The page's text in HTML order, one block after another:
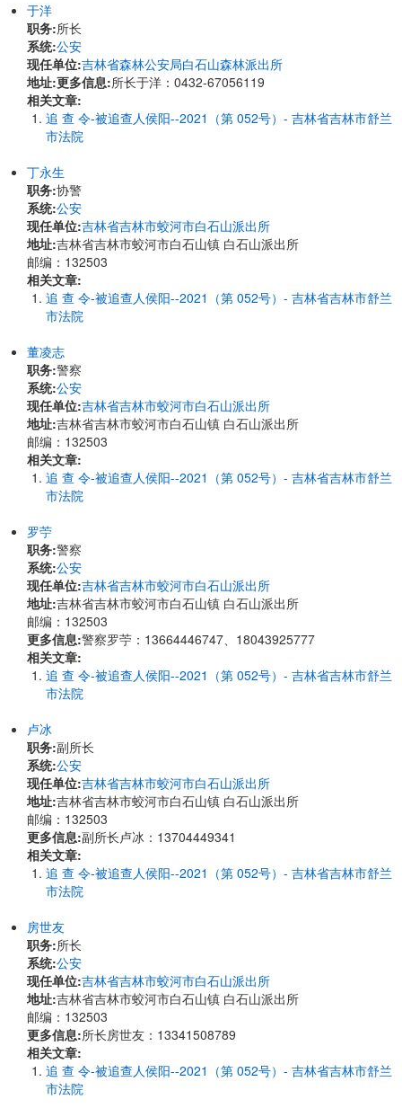
于洋
职务:所长
系统:公安
现任单位:吉林省森林公安局白石山森林派出所
地址:更多信息:所长于洋：0432-67056119
相关文章:
追 查 令-被追查人侯阳--2021（第 052号）- 吉林省吉林市舒兰
市法院
丁永生
职务:协警
系统:公安
现任单位:吉林省吉林市蛟河市白石山派出所
地址:吉林省吉林市蛟河市白石山镇 白石山派出所
邮编：132503
相关文章:
追 查 令-被追查人侯阳--2021（第 052号）- 吉林省吉林市舒兰
市法院
董凌志
职务:警察
系统:公安
现任单位:吉林省吉林市蛟河市白石山派出所
地址:吉林省吉林市蛟河市白石山镇 白石山派出所
邮编：132503
相关文章:
追 查 令-被追查人侯阳--2021（第 052号）- 吉林省吉林市舒兰
市法院
罗苧
职务:警察
系统:公安
现任单位:吉林省吉林市蛟河市白石山派出所
地址:吉林省吉林市蛟河市白石山镇 白石山派出所
邮编：132503
更多信息:警察罗苧：13664446747、18043925777
相关文章:
追 查 令-被追查人侯阳--2021（第 052号）- 吉林省吉林市舒兰
市法院
卢冰
职务:副所长
系统:公安
现任单位:吉林省吉林市蛟河市白石山派出所
地址:吉林省吉林市蛟河市白石山镇 白石山派出所
邮编：132503
更多信息:副所长卢冰：13704449341
相关文章:
追 查 令-被追查人侯阳--2021（第 052号）- 吉林省吉林市舒兰
市法院
房世友
职务:所长
系统:公安
现任单位:吉林省吉林市蛟河市白石山派出所
地址:吉林省吉林市蛟河市白石山镇 白石山派出所
邮编：132503
更多信息:所长房世友：13341508789
相关文章:
追 查 令-被追查人侯阳--2021（第 052号）- 吉林省吉林市舒兰
市法院